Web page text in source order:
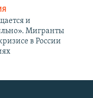
и
Мигранты
в России